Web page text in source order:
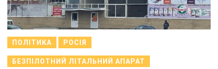
ПОЛІТИКА РОСІЯ
БЕЗПІЛОТНИЙ ЛІТАЛЬНИЙ АПАРАТ